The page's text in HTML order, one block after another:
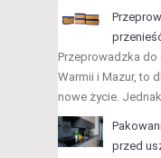
Przeprowadzka do
Warmii i Mazur, to
nowe życie.
przed